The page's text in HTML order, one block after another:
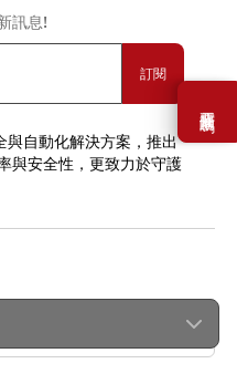
需要幫助嗎？
訊息!
訂閱
與自動化解決方案，推出
與安全性，更致力於守護